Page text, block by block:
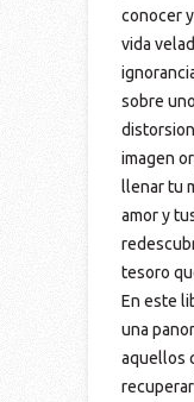
conocer
vida
sobre
imagen
llenar tu
amor y
tesoro
En este
una
aquellos